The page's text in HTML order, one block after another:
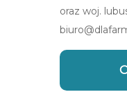
oraz woj.